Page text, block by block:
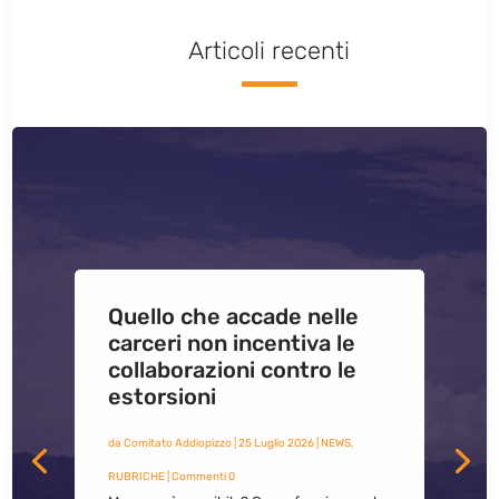
Articoli recenti
Quello che accade nelle
carceri non incentiva le
collaborazioni contro le
estorsioni
da Comitato Addiopizzo| 25 Luglio 2026| NEWS,
RUBRICHE| Commenti 0